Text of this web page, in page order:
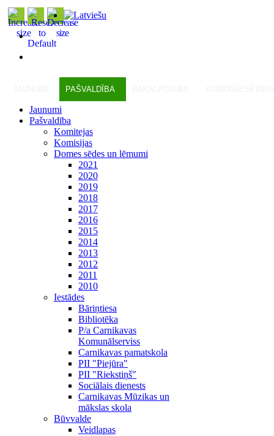
PAŠVALDĪBA
Jaunumi
Pašvaldība
Komitejas
Komisijas
Domes sēdes un lēmumi
2021
2020
2019
2018
2017
2016
2015
2014
2013
2012
2011
2010
Iestādes
Bāriņtiesa
Bibliotēka
P/a Carnikavas
Komunālserviss
Carnikavas pamatskola
PII "Piejūra"
PII "Riekstiņš"
Sociālais dienests
Carnikavas Mūzikas un
mākslas skola
Būvvalde
Veidlapas